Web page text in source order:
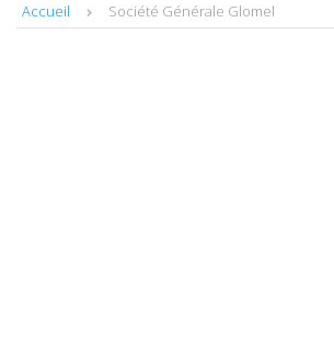
Accueil Société Générale Glomel